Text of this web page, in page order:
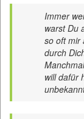
Immer
warst Du
so oft mir
durch
will dafür